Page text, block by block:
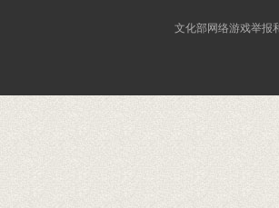
文化部网络游戏举报